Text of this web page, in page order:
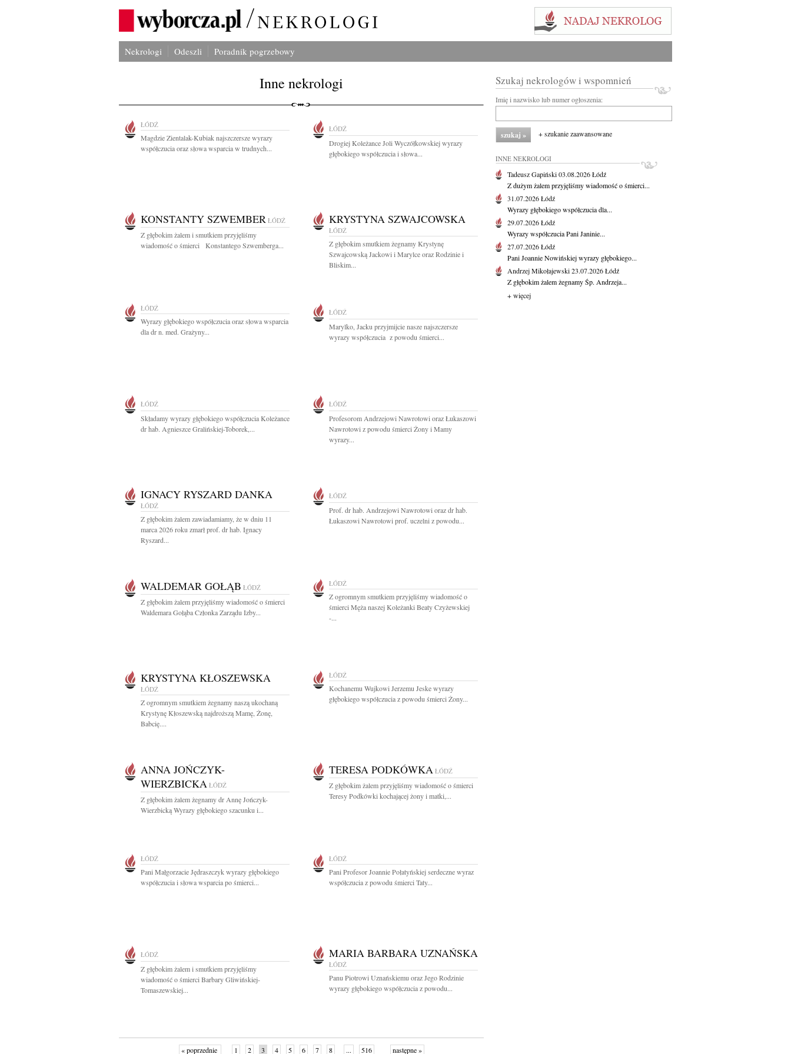
Nekrologi Odeszli Poradnik pogrzebowy
Inne nekrologi
ŁÓDŹ
Magdzie Zientalak-Kubiak najszczersze wyrazy
współczucia oraz słowa wsparcia w trudnych...
ŁÓDŹ
Drogiej Koleżance Joli Wyczółkowskiej wyrazy
głębokiego współczucia i słowa...
KONSTANTY SZWEMBER ŁÓDŹ
Z głębokim żalem i smutkiem przyjęliśmy
wiadomość o śmierci Konstantego Szwemberga...
KRYSTYNA SZWAJCOWSKA
ŁÓDŹ
Z głębokim smutkiem żegnamy Krystynę
Szwajcowską Jackowi i Marylce oraz Rodzinie i
Bliskim...
ŁÓDŹ
Wyrazy głębokiego współczucia oraz słowa wsparcia
dla dr n. med. Grażyny...
ŁÓDŹ
Marylko, Jacku przyjmijcie nasze najszczersze
wyrazy współczucia z powodu śmierci...
ŁÓDŹ
Składamy wyrazy głębokiego współczucia Koleżance
dr hab. Agnieszce Gralińskiej-Toborek,...
ŁÓDŹ
Profesorom Andrzejowi Nawrotowi oraz Łukaszowi
Nawrotowi z powodu śmierci Żony i Mamy
wyrazy...
IGNACY RYSZARD DANKA
ŁÓDŹ
Z głębokim żalem zawiadamiamy, że w dniu 11
marca 2026 roku zmarł prof. dr hab. Ignacy
Ryszard...
ŁÓDŹ
Prof. dr hab. Andrzejowi Nawrotowi oraz dr hab.
Łukaszowi Nawrotowi prof. uczelni z powodu...
WALDEMAR GOŁĄB ŁÓDŹ
Z głębokim żalem przyjęliśmy wiadomość o śmierci
Waldemara Gołąba Członka Zarządu Izby...
ŁÓDŹ
Z ogromnym smutkiem przyjęliśmy wiadomość o
śmierci Męża naszej Koleżanki Beaty Czyżewskiej
-...
KRYSTYNA KŁOSZEWSKA
ŁÓDŹ
Z ogromnym smutkiem żegnamy naszą ukochaną
Krystynę Kłoszewską najdroższą Mamę, Żonę,
Babcię....
ŁÓDŹ
Kochanemu Wujkowi Jerzemu Jeske wyrazy
głębokiego współczucia z powodu śmierci Żony...
ANNA JOŃCZYK-
WIERZBICKA ŁÓDŹ
Z głębokim żalem żegnamy dr Annę Jończyk-
Wierzbicką Wyrazy głębokiego szacunku i...
TERESA PODKÓWKA ŁÓDŹ
Z głębokim żalem przyjęliśmy wiadomość o śmierci
Teresy Podkówki kochającej żony i matki,...
ŁÓDŹ
Pani Małgorzacie Jędraszczyk wyrazy głębokiego
współczucia i słowa wsparcia po śmierci...
ŁÓDŹ
Pani Profesor Joannie Połatyńskiej serdeczne wyraz
współczucia z powodu śmierci Taty...
ŁÓDŹ
Z głębokim żalem i smutkiem przyjęliśmy
wiadomość o śmierci Barbary Gliwińskiej-
Tomaszewskiej...
MARIA BARBARA UZNAŃSKA
ŁÓDŹ
Panu Piotrowi Uznańskiemu oraz Jego Rodzinie
wyrazy głębokiego współczucia z powodu...
« poprzednie 1 2 3 4 5 6 7 8 ... 516 następne »
Szukaj nekrologów i wspomnień
Imię i nazwisko lub numer ogłoszenia:
+ szukanie zaawansowane
INNE NEKROLOGI
Tadeusz Gapiński03.08.2026Łódź
Z dużym żalem przyjęliśmy wiadomość o śmierci...
31.07.2026Łódź
Wyrazy głębokiego współczucia dla...
29.07.2026Łódź
Wyrazy współczucia Pani Janinie...
27.07.2026Łódź
Pani Joannie Nowińskiej wyrazy głębokiego...
Andrzej Mikołajewski23.07.2026Łódź
Z głębokim żalem żegnamy Śp. Andrzeja...
+ więcej